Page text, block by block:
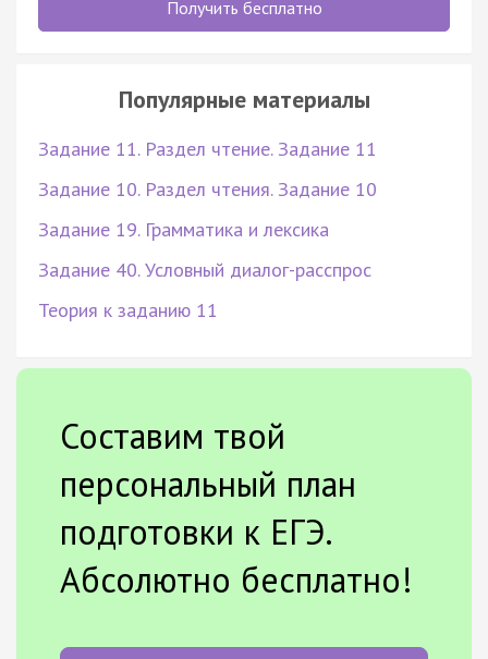
Получить бесплатно
Популярные материалы
Задание 11. Раздел чтение. Задание 11
Задание 10. Раздел чтения. Задание 10
Задание 19. Грамматика и лексика
Задание 40. Условный диалог-расспрос
Теория к заданию 11
Составим твой
персональный план
подготовки к ЕГЭ.
Абсолютно бесплатно!